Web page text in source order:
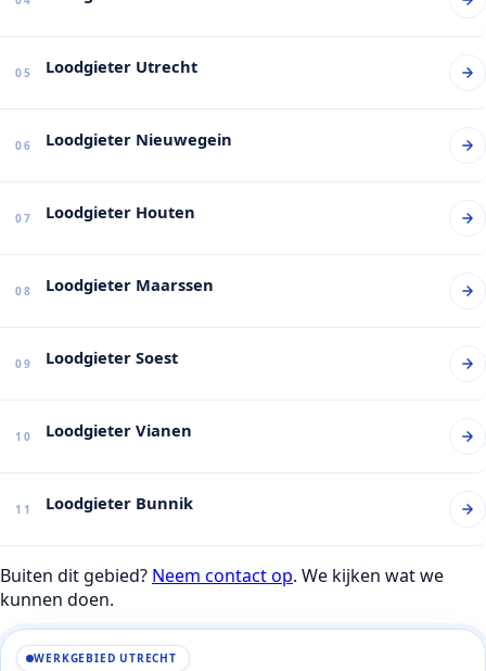
05 Loodgieter Utrecht
06 Loodgieter Nieuwegein
07 Loodgieter Houten
08 Loodgieter Maarssen
09 Loodgieter Soest
10 Loodgieter Vianen
11 Loodgieter Bunnik
Buiten dit gebied? Neem contact op. We kijken wat we
kunnen doen.
+WERKGEBIED UTRECHT